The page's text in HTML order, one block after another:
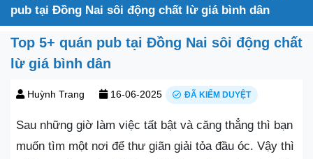
pub tại Đồng Nai sôi động chất lừ giá bình dân
Top 5+ quán pub tại Đồng Nai sôi động chất
lừ giá bình dân
Huỳnh Trang 16-06-2025 ĐÃ KIỂM DUYỆT
Sau những giờ làm việc tất bật và căng thẳng thì bạn
muốn tìm một nơi để thư giãn giải tỏa đầu óc. Vậy thì